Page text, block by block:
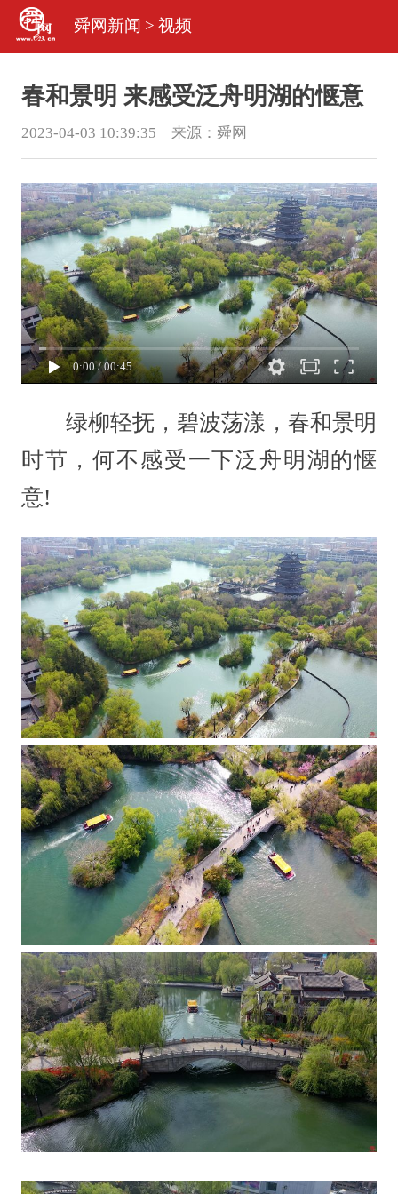
舜网新闻 > 视频
春和景明 来感受泛舟明湖的惬意
2023-04-03 10:39:35 来源： 舜网
0:00/00:45
绿柳轻抚，碧波荡漾，春和景明
时节，何不感受一下泛舟明湖的惬
意!